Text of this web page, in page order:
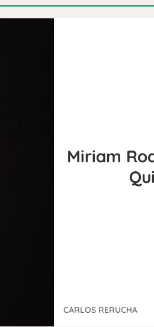
Miriam
CARLOS RERUCHA